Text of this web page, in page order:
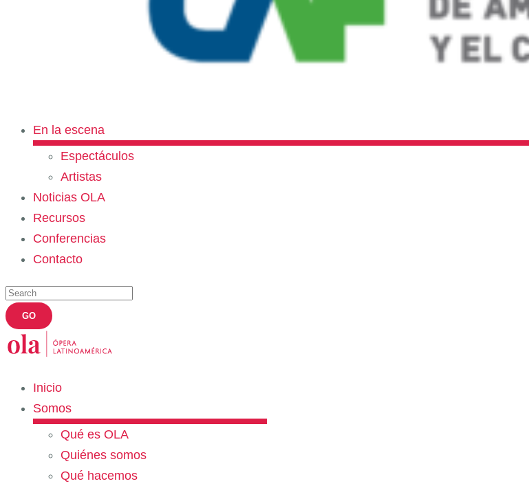
En la escena
Espectáculos
Artistas
Noticias OLA
Recursos
Conferencias
Contacto
Inicio
Somos
Qué es OLA
Quiénes somos
Qué hacemos